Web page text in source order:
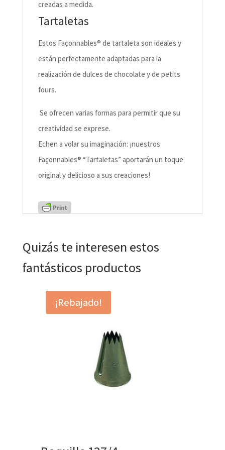
creadas a medida.
Tartaletas
Estos Façonnables® de tartaleta son ideales y
están perfectamente adaptadas para la
realización de dulces de chocolate y de petits
fours.
Se ofrecen varias formas para permitir que su
creatividad se exprese.
Echen a volar su imaginación: ¡nuestros
Façonnables® “Tartaletas” aportarán un toque
original y delicioso a sus creaciones!
Quizás te interesen estos
fantásticos productos
¡Rebajado!